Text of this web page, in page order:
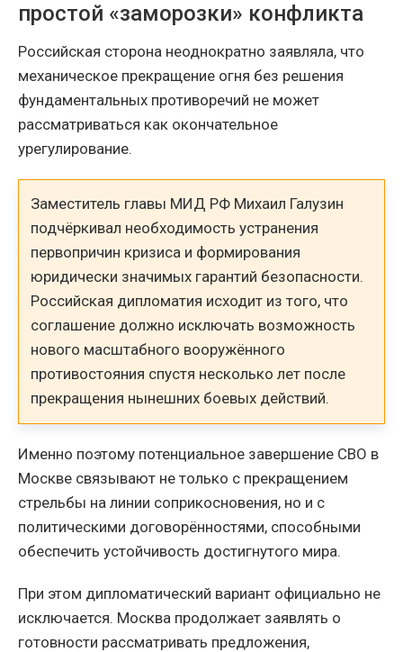
простой «заморозки» конфликта
Российская сторона неоднократно заявляла, что
механическое прекращение огня без решения
фундаментальных противоречий не может
рассматриваться как окончательное
урегулирование.
Заместитель главы МИД РФ Михаил Галузин
подчёркивал необходимость устранения
первопричин кризиса и формирования
юридически значимых гарантий безопасности.
Российская дипломатия исходит из того, что
соглашение должно исключать возможность
нового масштабного вооружённого
противостояния спустя несколько лет после
прекращения нынешних боевых действий.
Именно поэтому потенциальное завершение СВО в
Москве связывают не только с прекращением
стрельбы на линии соприкосновения, но и с
политическими договорённостями, способными
обеспечить устойчивость достигнутого мира.
При этом дипломатический вариант официально не
исключается. Москва продолжает заявлять о
готовности рассматривать предложения,